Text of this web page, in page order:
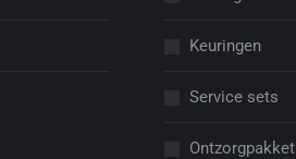
Keuringen
Service sets
Ontzorgpakket